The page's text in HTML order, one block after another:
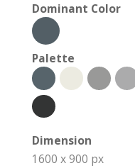
Dominant Color
Palette
Dimension
1600 x 900 px